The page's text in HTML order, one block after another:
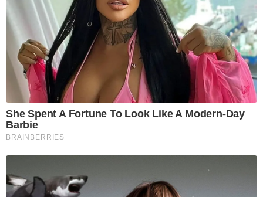
She Spent A Fortune To Look Like A Modern-Day
Barbie
BRAINBERRIES